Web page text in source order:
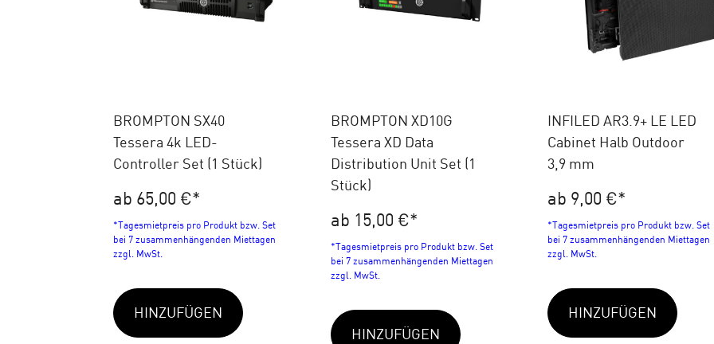
BROMPTON SX40
Tessera 4k LED-
Controller Set (1 Stück)
ab 65,00 €*
*Tagesmietpreis pro Produkt bzw. Set
bei 7 zusammenhängenden Miettagen
zzgl. MwSt.
HINZUFÜGEN
BROMPTON XD10G
Tessera XD Data
Distribution Unit Set (1
Stück)
ab 15,00 €*
*Tagesmietpreis pro Produkt bzw. Set
bei 7 zusammenhängenden Miettagen
zzgl. MwSt.
HINZUFÜGEN
INFILED AR3.9+ LE LED
Cabinet Halb Outdoor
3,9 mm
ab 9,00 €*
*Tagesmietpreis pro Produkt bzw. Set
bei 7 zusammenhängenden Miettagen
zzgl. MwSt.
HINZUFÜGEN